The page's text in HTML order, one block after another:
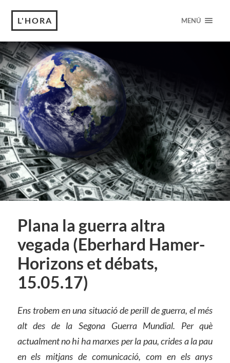
L'HORA MENÚ
Plana la guerra altra
vegada (Eberhard Hamer-
Horizons et débats,
15.05.17)
Ens trobem en una situació de perill de guerra, el més
alt des de la Segona Guerra Mundial. Per què
actualment no hi ha marxes per la pau, crides a la pau
en els mitjans de comunicació, com en els anys